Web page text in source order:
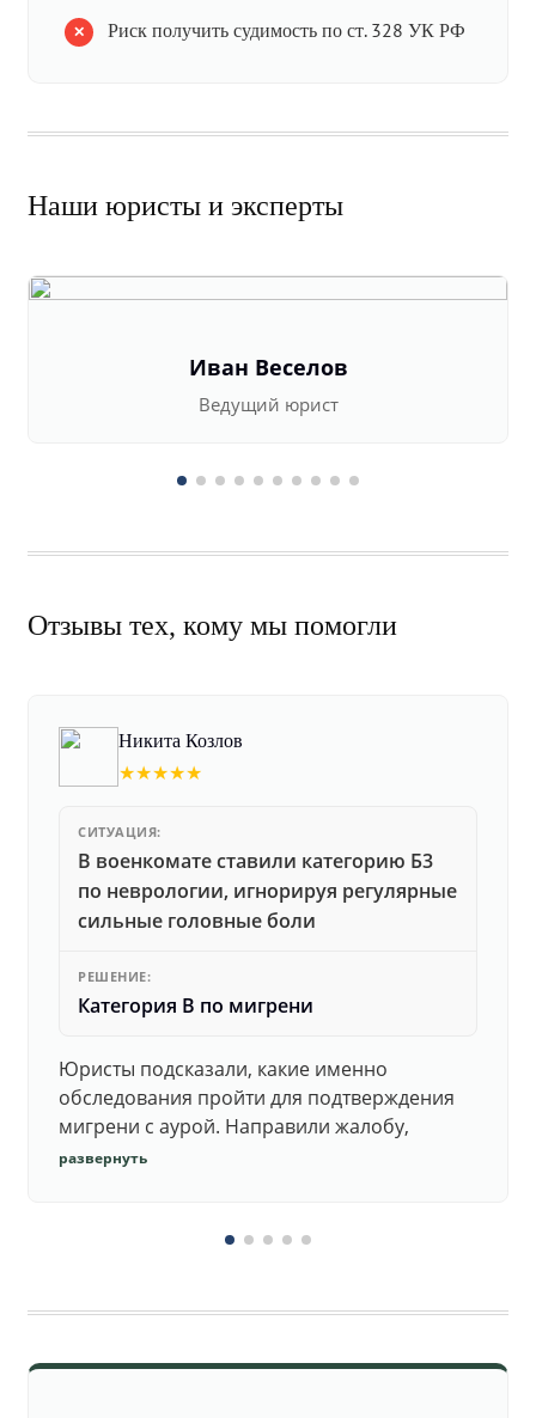
Риск получить судимость по ст. 328 УК РФ
Наши юристы и эксперты
Иван Веселов
Ведущий юрист
Отзывы тех, кому мы помогли
Никита Козлов
★★★★★
СИТУАЦИЯ:
В военкомате ставили категорию Б3
по неврологии, игнорируя регулярные
сильные головные боли
РЕШЕНИЕ:
Категория В по мигрени
Юристы подсказали, какие именно
обследования пройти для подтверждения
мигрени с аурой. Направили жалобу,
добились повторного осмотра и списания в
развернуть